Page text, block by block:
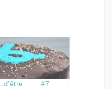
…d’être #7 :